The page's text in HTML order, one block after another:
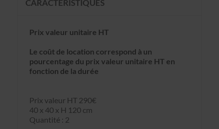
CARACTÉRISTIQUES
Prix valeur unitaire HT
Le coût de location correspond à un
pourcentage du prix valeur unitaire HT en
fonction de la durée
Prix valeur HT 290€
40 x 40 x H 120 cm
Quantité : 2